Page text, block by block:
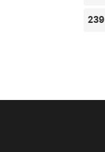
239